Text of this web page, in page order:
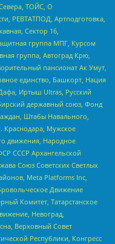
ТОЙС, О
РЕВТАТПОД, Артподготовка,
Сектор 16,
группа МПГ, Курсом
группа, Автоград Крю,
пансионат Ак Умут,
единство, Башкорт, Нация
Иртыш Ultras, Русский
державный союз, Фонд
Штабы Навального,
Краснодара, Мужское
движения, Народное
СССР Архангельской
Союз Советских Светлых
Meta Platforms Inc,
Движение
Комитет, Татарстанское
Невоград,
Верховный Совет
Республики, Конгресс